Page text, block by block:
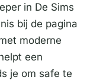
in De Sims
bij de pagina
moderne
een
je om safe te